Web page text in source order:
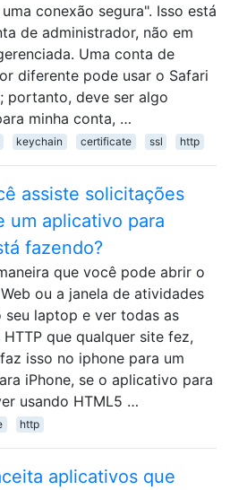
conexão segura". Isso está
de administrador, não em
Uma conta de
diferente pode usar o Safari
portanto, deve ser algo
minha conta, …
keychain certificate ssl http
assiste solicitações
um aplicativo para
fazendo?
que você pode abrir o
ou a janela de atividades
seu laptop e ver todas as
que qualquer site fez,
isso no iphone para um
iPhone, se o aplicativo para
usando HTML5 …
http
aplicativos que